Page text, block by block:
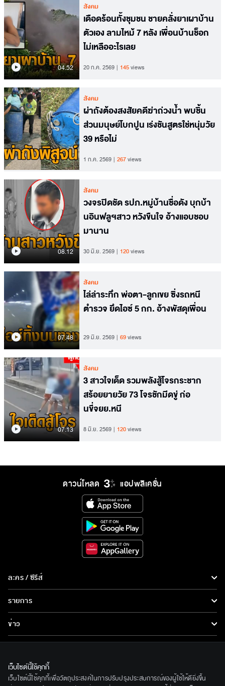
04.52
สังคม
เดือดร้อนทั้งชุมชน ชายคลั่งยาเผาบ้าน
ตัวเอง ลามไหม้ 7 หลัง เพื่อนบ้านช็อก
ไม่เหลืออะไรเลย
20 ก.ค. 2569 145views
สังคม
ผ่าถังต้องสงสัยคดีฆ่าถ่วงน้ำ พบชิ้น
ส่วนมนุษย์โบกปูน เร่งชันสูตรใช่หนุ่มวัย
39 หรือไม่
1 ก.ค. 2569 267views
08.12
สังคม
วงจรปิดชัด รปภ.หมู่บ้านชื่อดัง บุกบ้า
นอินฟลูฯสาว หวังขืนใจ อ้างแอบชอบ
มานาน
30 มิ.ย. 2569 120views
07.48
สังคม
ไล่ล่าระทึก พ่อตา-ลูกเขย ซิ่งรถหนี
ตำรวจ ยึดไอซ์ 5 กก. อ้างพัสดุเพื่อน
29 มิ.ย. 2569 69views
07.13
สังคม
3 สาวใจเด็ด รวมพลังสู้โจรกระชาก
สร้อยยายวัย 73 โจรชักมีดขู่ ก่อ
นขี่จยย.หนี
8 มิ.ย. 2569 120views
ดาวน์โหลด แอปพลิเคชั่น
ละคร / ซีรีส์
ละคร/ซีรีส์
ซีรีส์นานาชาติ
การ์ตูน & เกม
รายการ
รายการทั้งหมด
ข่าว
ข่าวทั้งหมด
ข่าวประชาสัมพันธ์
ทีวีออนไลน์
เกี่ยวกับเรา
เว็บไซต์นี้ใช้คุกกี้
เว็บไซต์นี้ใช้คุกกี้เพื่อวัตถุประสงค์ในการปรับปรุงประสบการณ์ของผู้ใช้ให้ดียิ่งขึ้น